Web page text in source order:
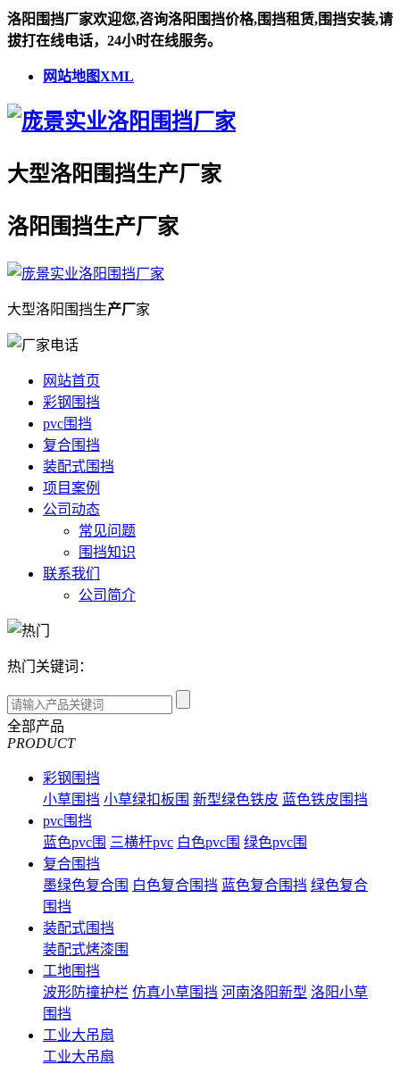
洛阳围挡厂家欢迎您,咨询洛阳围挡价格,围挡租赁,围挡安装,请
拔打在线电话，24小时在线服务。
网站地图XML
大型洛阳围挡生产厂家
洛阳围挡生产厂家
大型洛阳围挡生产厂家
网站首页
彩钢围挡
pvc围挡
复合围挡
装配式围挡
项目案例
公司动态
常见问题
围挡知识
联系我们
公司简介
热门关键词：
全部产品
PRODUCT
彩钢围挡
小草围挡 小草绿扣板围 新型绿色铁皮 蓝色铁皮围挡
pvc围挡
蓝色pvc围 三横杆pvc 白色pvc围 绿色pvc围
复合围挡
墨绿色复合围 白色复合围挡 蓝色复合围挡 绿色复合
围挡
装配式围挡
装配式烤漆围
工地围挡
波形防撞护栏 仿真小草围挡 河南洛阳新型 洛阳小草
围挡
工业大吊扇
工业大吊扇